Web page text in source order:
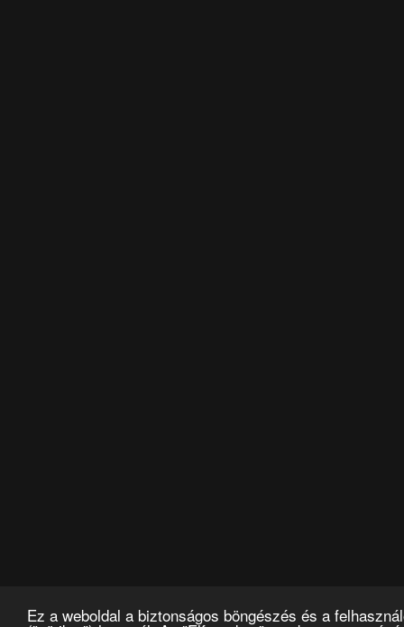
Ez a weboldal a biztonságos böngészés és a